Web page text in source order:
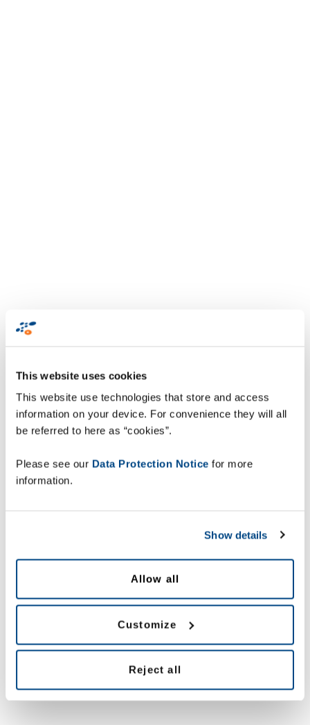
This website uses cookies
This website use technologies that store and access
information on your device. For convenience they will all
be referred to here as “cookies”.
Please see our Data Protection Notice for more
information.
Show details
Allow all
Customize
Reject all